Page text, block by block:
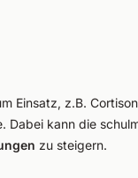
Einsatz, z.B.
Dabei kann die
zu steigern.